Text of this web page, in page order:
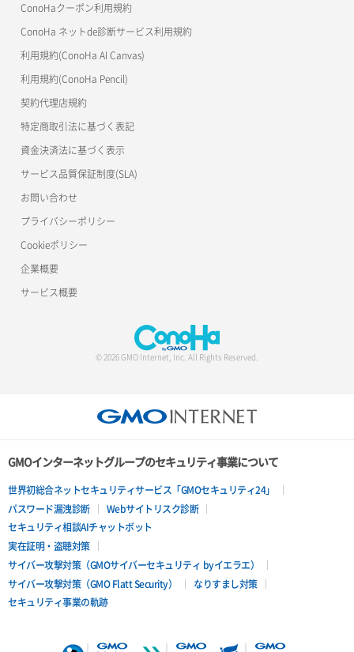
ConoHaクーポン利用規約
ConoHa ネットde診断サービス利用規約
利用規約(ConoHa AI Canvas)
利用規約(ConoHa Pencil)
契約代理店規約
特定商取引法に基づく表記
資金決済法に基づく表示
サービス品質保証制度(SLA)
お問い合わせ
プライバシーポリシー
Cookieポリシー
企業概要
サービス概要
© 2026 GMO Internet, Inc. All Rights Reserved.
GMOインターネットグループのセキュリティ事業について
世界初総合ネットセキュリティサービス「GMOセキュリティ24」
パスワード漏洩診断
Webサイトリスク診断
セキュリティ相談AIチャットボット
実在証明・盗聴対策
サイバー攻撃対策（GMOサイバーセキュリティ byイエラエ）
サイバー攻撃対策（GMO Flatt Security）
なりすまし対策
セキュリティ事業の軌跡